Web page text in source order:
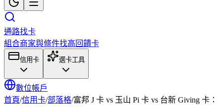
通路找卡
組合商家與條件找高回饋卡
信用卡 選卡工具
數位帳戶
首頁/信用卡/部落格/富邦 J 卡 vs 玉山 Pi 卡 vs 台新 Giving 卡：